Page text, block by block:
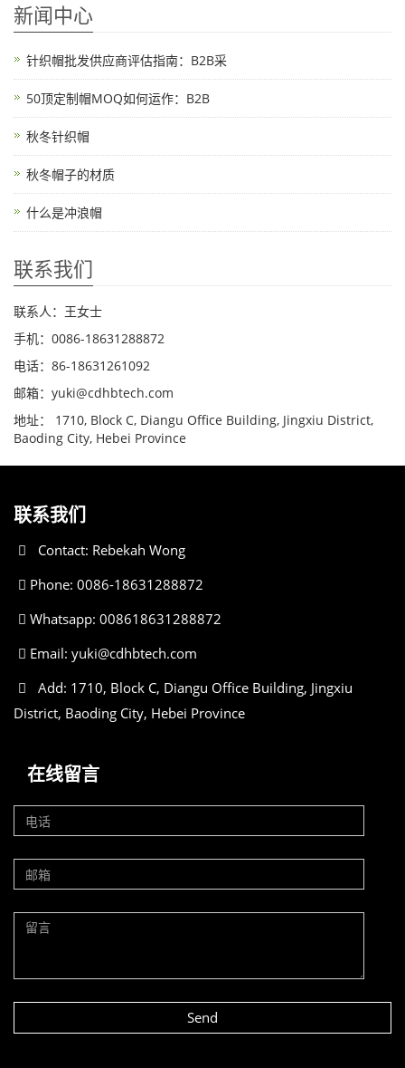
新闻中心
针织帽批发供应商评估指南：B2B采
50顶定制帽MOQ如何运作：B2B
秋冬针织帽
秋冬帽子的材质
什么是冲浪帽
联系我们
联系人：王女士
手机：0086-18631288872
电话：86-18631261092
邮箱：yuki@cdhbtech.com
地址： 1710, Block C, Diangu Office Building, Jingxiu District,
Baoding City, Hebei Province
联系我们
Contact: Rebekah Wong
Phone: 0086-18631288872
Whatsapp: 008618631288872
Email: yuki@cdhbtech.com
Add: 1710, Block C, Diangu Office Building, Jingxiu
District, Baoding City, Hebei Province
在线留言
Send